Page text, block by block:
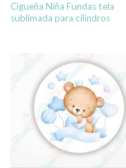
Cigueña Niña Fundas tela
sublimada para cilindros